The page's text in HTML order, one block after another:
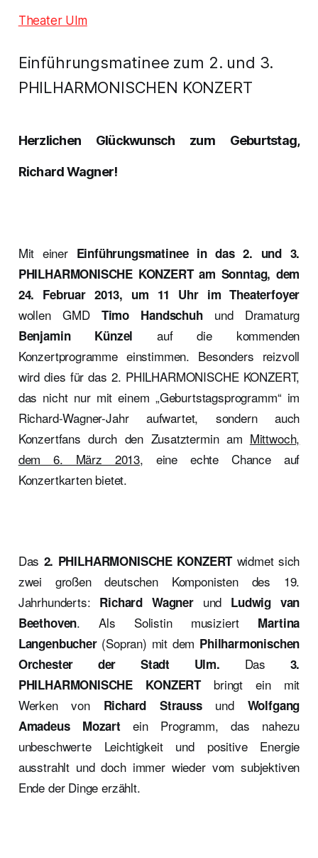
Theater Ulm
Einführungsmatinee zum 2. und 3.
PHILHARMONISCHEN KONZERT
Herzlichen Glückwunsch zum Geburtstag,
Richard Wagner!
Mit einer Einführungsmatinee in das 2. und 3.
PHILHARMONISCHE KONZERT am Sonntag, dem
24. Februar 2013, um 11 Uhr im Theaterfoyer
wollen GMD Timo Handschuhund Dramaturg
Benjamin Künzel auf die kommenden
Konzertprogramme einstimmen. Besonders reizvoll
wird dies für das 2. PHILHARMONISCHE KONZERT,
das nicht nur mit einem „Geburtstagsprogramm“ im
Richard-Wagner-Jahr aufwartet, sondern auch
Konzertfans durch den Zusatztermin am Mittwoch,
dem 6. März 2013, eine echte Chance auf
Konzertkarten bietet.
Das 2. PHILHARMONISCHE KONZERTwidmet sich
zwei großen deutschen Komponisten des 19.
Jahrhunderts: Richard Wagnerund Ludwig van
Beethoven. Als Solistin musiziert Martina
Langenbucher(Sopran) mit dem Philharmonischen
Orchester der Stadt Ulm. Das 3.
PHILHARMONISCHE KONZERTbringt ein mit
Werken von Richard Straussund Wolfgang
Amadeus Mozartein Programm, das nahezu
unbeschwerte Leichtigkeit und positive Energie
ausstrahlt und doch immer wieder vom subjektiven
Ende der Dinge erzählt.